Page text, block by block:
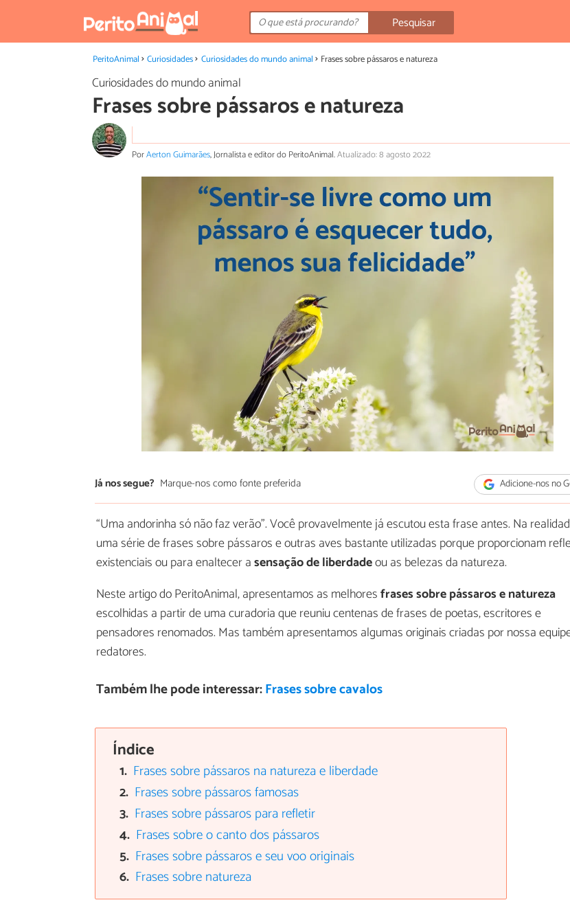
Pesquisar
PeritoAnimal Curiosidades Curiosidades do mundo animal Frases sobre pássaros e natureza
Curiosidades do mundo animal
Frases sobre pássaros e natureza
PorAerton Guimarães, Jornalista e editor do PeritoAnimal.Atualizado: 8 agosto 2022
Já nos segue? Marque-nos como fonte preferida Adicione-nos no
“Uma andorinha só não faz verão”. Você provavelmente já escutou esta frase antes. Na
uma série de frases sobre pássaros e outras aves bastante utilizadas porque proporcionam
existenciais ou para enaltecer asensação de liberdadeou as belezas da natureza.
Neste artigo do PeritoAnimal, apresentamos as melhoresfrases sobre pássaros e natureza
escolhidas a partir de uma curadoria que reuniu centenas de frases de poetas, escritores e
pensadores renomados. Mas também apresentamos algumas originais criadas por nossa
redatores.
Também lhe pode interessar:Frases sobre cavalos
Índice
Frases sobre pássaros na natureza e liberdade
Frases sobre pássaros famosas
Frases sobre pássaros para refletir
Frases sobre o canto dos pássaros
Frases sobre pássaros e seu voo originais
Frases sobre natureza